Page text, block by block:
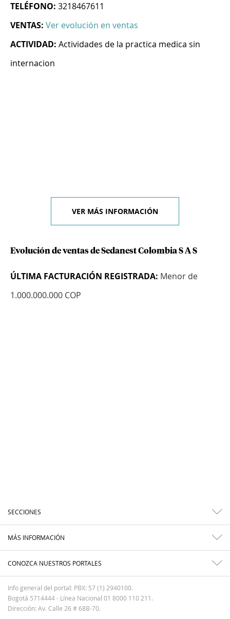
TELÉFONO: 3218467611
VENTAS: Ver evolución en ventas
ACTIVIDAD: Actividades de la practica medica sin
internacion
VER MÁS INFORMACIÓN
Evolución de ventas de Sedanest Colombia S A S
ÚLTIMA FACTURACIÓN REGISTRADA: Menor de
1.000.000.000 COP
SECCIONES
MÁS INFORMACIÓN
CONOZCA NUESTROS PORTALES
Info general del portal: PBX: 57 (1) 2940100.
Bogotá 5714444 - Línea Nacional 01 8000 110 211.
Dirección: Av. Calle 26 # 68B-70.